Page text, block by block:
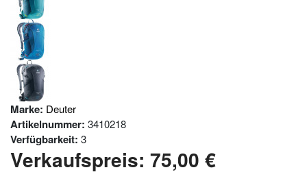
Marke: Deuter
Artikelnummer: 3410218
Verfügbarkeit: 3
Verkaufspreis: 75,00 €